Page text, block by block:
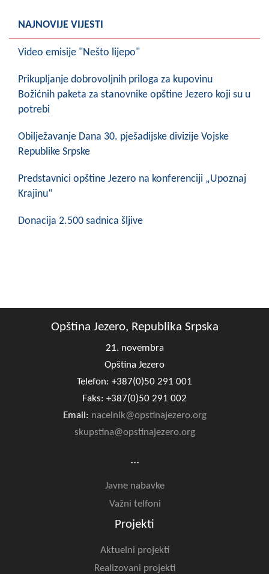
NAJNOVIJE VIJESTI
Video emisije "Nešto lijepo"
Prikupljanje dobrovoljnih priloga za kupovinu
Božićnih paketa za stanovnike opštine Jezero koji su u
potrebi
Obilježavanje Dana 30. pješadijske divizije Vojske
Republike Srpske
Predstavnici opštine Jezero na konferenciji „Upoznaj
Krajinu“
Donacija 2.500 sadnica šljive
Opština Jezero, Republika Srpska
21. novembra
Opština Jezero
Telefon: +387(0)50 291 001
Faks: +387(0)50 291 002
Email: nacelnik@opstinajezero.org
skupstina@opstinajezero.org
...
Javne nabavke
Važni telfoni
Projekti
Aktuelni projekti
Realizovani projekti